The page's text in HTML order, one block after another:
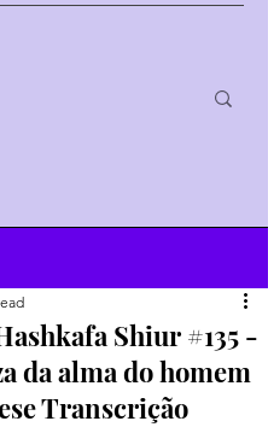
Shiur #135 -
da alma do homem
Transcrição